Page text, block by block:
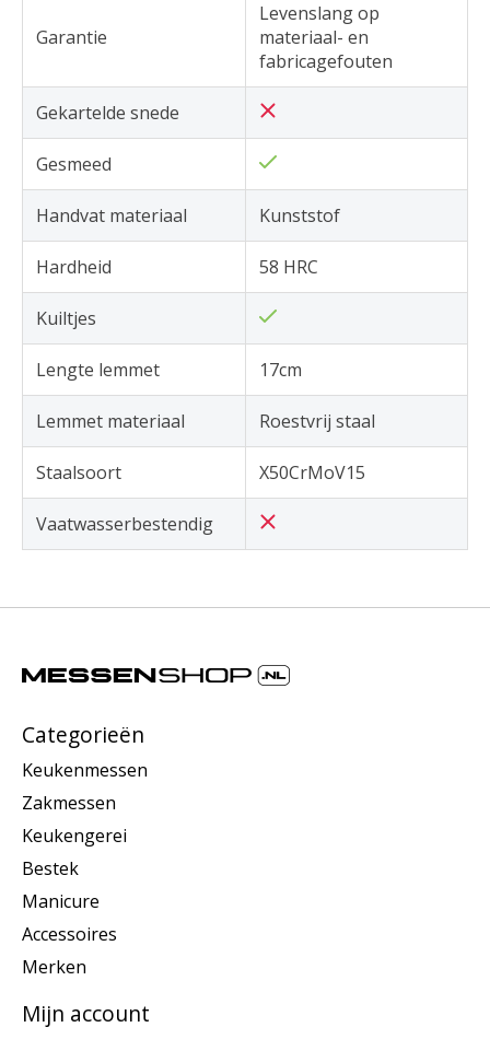
Garantie
Levenslang op
materiaal- en
fabricagefouten
Gekartelde snede
Gesmeed
Handvat materiaal Kunststof
Hardheid 58 HRC
Kuiltjes
Lengte lemmet 17cm
Lemmet materiaal Roestvrij staal
Staalsoort X50CrMoV15
Vaatwasserbestendig
Categorieën
Keukenmessen
Zakmessen
Keukengerei
Bestek
Manicure
Accessoires
Merken
Mijn account